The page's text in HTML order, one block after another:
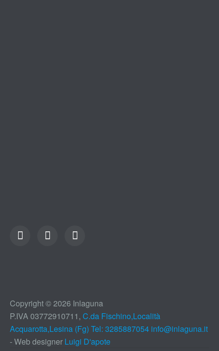
Copyright © 2026 Inlaguna
P.IVA 03772910711, C.da Fischino,Località
Acquarotta,Lesina (Fg) Tel: 3285887054 info@inlaguna.it
- Web designer Luigi D'apote